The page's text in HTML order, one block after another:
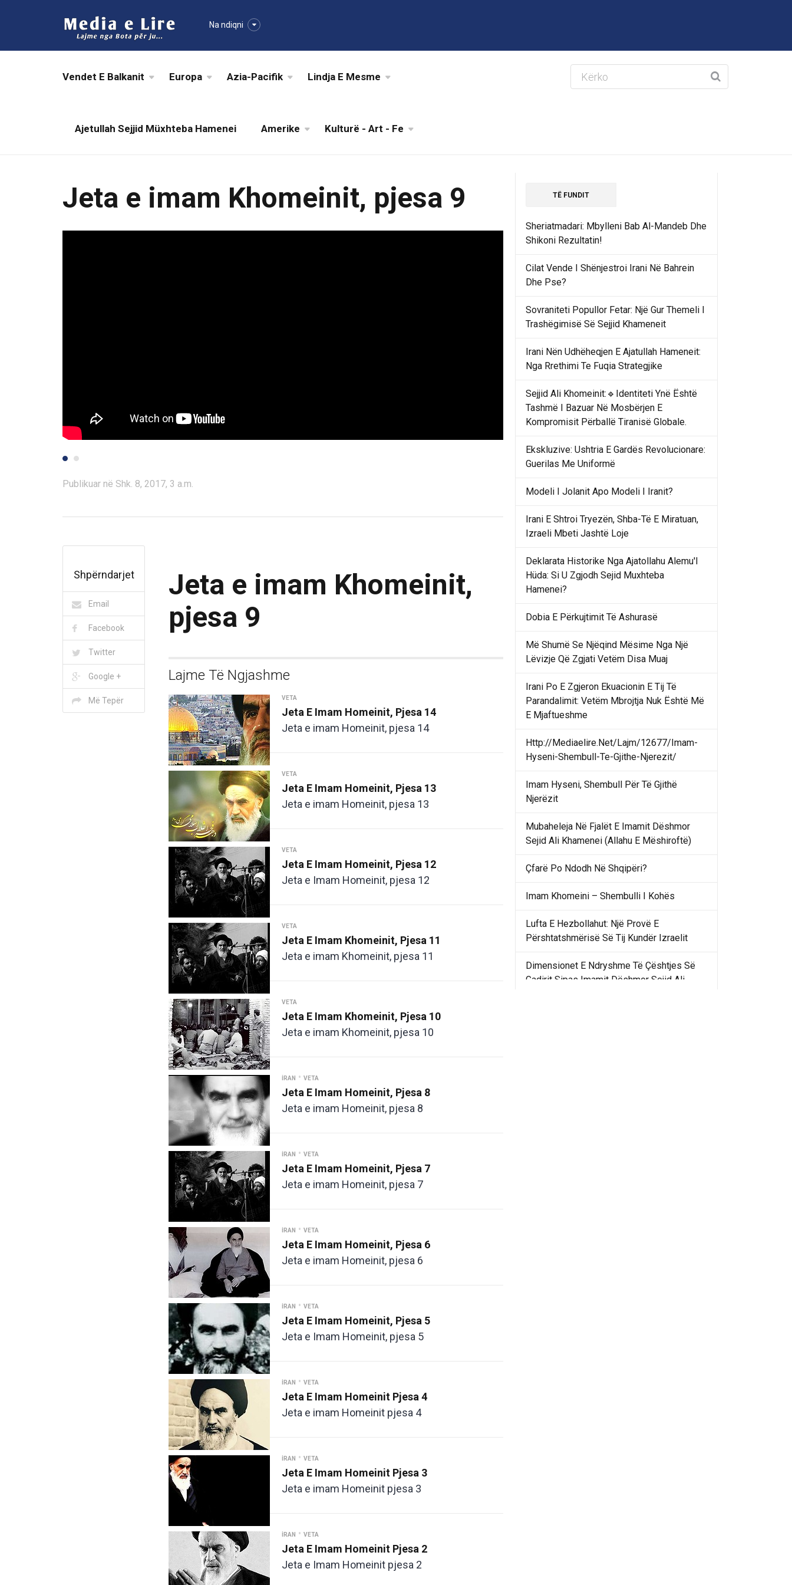
Na ndiqni
Vendet E Balkanit Europa Azia-Pacifik Lindja E Mesme
Ajetullah Sejjid Müxhteba Hamenei Amerike Kulturë - Art - Fe
Jeta e imam Khomeinit, pjesa 9
Publikuar në Shk. 8, 2017, 3 a.m.
Shpërndarjet
Email
Facebook
Twitter
Google +
Më Tepër
Jeta e imam Khomeinit,
pjesa 9
Lajme Të Ngjashme
VETA
Jeta E Imam Homeinit, Pjesa 14
Jeta e imam Homeinit, pjesa 14
VETA
Jeta E Imam Homeinit, Pjesa 13
Jeta e imam Homeinit, pjesa 13
VETA
Jeta E Imam Homeinit, Pjesa 12
Jeta e Imam Homeinit, pjesa 12
VETA
Jeta E Imam Khomeinit, Pjesa 11
Jeta e imam Khomeinit, pjesa 11
VETA
Jeta E Imam Khomeinit, Pjesa 10
Jeta e imam Khomeinit, pjesa 10
İRAN • VETA
Jeta E Imam Homeinit, Pjesa 8
Jeta e imam Homeinit, pjesa 8
İRAN • VETA
Jeta E Imam Homeinit, Pjesa 7
Jeta e imam Homeinit, pjesa 7
İRAN • VETA
Jeta E Imam Homeinit, Pjesa 6
Jeta e imam Homeinit, pjesa 6
İRAN • VETA
Jeta E Imam Homeinit, Pjesa 5
Jeta e Imam Homeinit, pjesa 5
İRAN • VETA
Jeta E Imam Homeinit Pjesa 4
Jeta e imam Homeinit pjesa 4
İRAN • VETA
Jeta E Imam Homeinit Pjesa 3
Jeta e imam Homeinit pjesa 3
İRAN • VETA
Jeta E Imam Homeinit Pjesa 2
Jeta e Imam Homeinit pjesa 2
TË FUNDIT
Sheriatmadari: Mbylleni Bab Al-Mandeb Dhe
Shikoni Rezultatin!
Cilat Vende I Shënjestroi Irani Në Bahrein
Dhe Pse?
Sovraniteti Popullor Fetar: Një Gur Themeli I
Trashëgimisë Së Sejjid Khameneit
Irani Nën Udhëheqjen E Ajatullah Hameneit:
Nga Rrethimi Te Fuqia Strategjike
Sejjid Ali Khomeinit:🔹Identiteti Ynë Është
Tashmë I Bazuar Në Mosbërjen E
Kompromisit Përballë Tiranisë Globale.
Ekskluzive: Ushtria E Gardës Revolucionare:
Guerilas Me Uniformë
Modeli I Jolanit Apo Modeli I Iranit?
Irani E Shtroi Tryezën, Shba-Të E Miratuan,
Izraeli Mbeti Jashtë Loje
Deklarata Historike Nga Ajatollahu Alemu'l
Hüda: Si U Zgjodh Sejid Muxhteba
Hamenei?
Dobia E Përkujtimit Të Ashurasë
Më Shumë Se Njëqind Mësime Nga Një
Lëvizje Që Zgjati Vetëm Disa Muaj
Irani Po E Zgjeron Ekuacionin E Tij Të
Parandalimit: Vetëm Mbrojtja Nuk Është Më
E Mjaftueshme
Http://Mediaelire.Net/Lajm/12677/Imam-
Hyseni-Shembull-Te-Gjithe-Njerezit/
Imam Hyseni, Shembull Për Të Gjithë
Njerëzit
Mubaheleja Në Fjalët E Imamit Dëshmor
Sejid Ali Khamenei (Allahu E Mëshiroftë)
Çfarë Po Ndodh Në Shqipëri?
Imam Khomeini – Shembulli I Kohës
Lufta E Hezbollahut: Një Provë E
Përshtatshmërisë Së Tij Kundër Izraelit
Dimensionet E Ndryshme Të Çështjes Së
Gadirit Sipas Imamit Dëshmor Sejid Ali